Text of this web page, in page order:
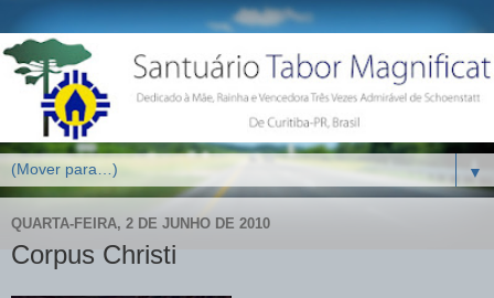
▼
QUARTA-FEIRA, 2 DE JUNHO DE 2010
Corpus Christi